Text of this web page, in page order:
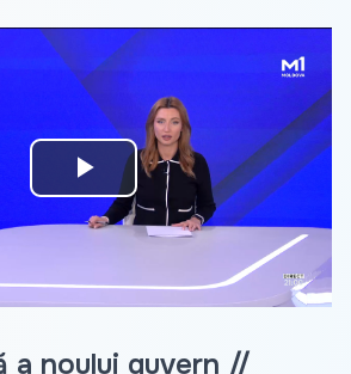
Play
Video
a noului guvern //